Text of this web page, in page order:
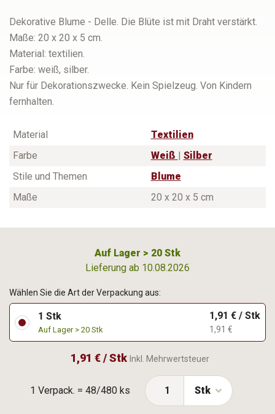
Dekorative Blume - Delle. Die Blüte ist mit Draht verstärkt.
Maße: 20 x 20 x 5 cm.
Material: textilien.
Farbe: weiß, silber.
Nur für Dekorationszwecke. Kein Spielzeug. Von Kindern
fernhalten.
Material
Textilien
Farbe
Weiß
Silber
Stile und Themen
Blume
Maße
20 x 20 x 5 cm
Auf Lager > 20 Stk
Lieferung ab 10.08.2026
1 Verpack. = 48/480 ks
Wählen Sie die Art der Verpackung aus:
1 Stk
Auf Lager > 20 Stk
1,91 € / Stk
1,91 €
1,91 € / Stk Inkl. Mehrwertsteuer
Stk